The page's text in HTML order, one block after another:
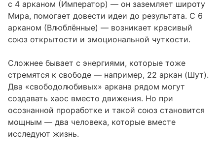
с 4 арканом (Император) — он заземляет широту
Мира, помогает довести идеи до результата. С 6
арканом (Влюблённые) — возникает красивый
союз открытости и эмоциональной чуткости.
Сложнее бывает с энергиями, которые тоже
стремятся к свободе — например, 22 аркан (Шут).
Два «свободолюбивых» аркана рядом могут
создавать хаос вместо движения. Но при
осознанной проработке и такой союз становится
мощным — два человека, которые вместе
исследуют жизнь.